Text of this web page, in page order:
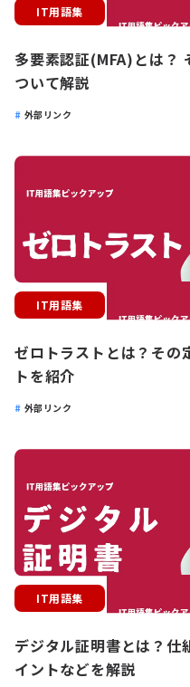
IT用語集
多要素認証(MFA)とは？
ついて解説
外部リンク
IT用語集
ゼロトラストとは？その
トを紹介
外部リンク
IT用語集
デジタル証明書とは？仕
イントなどを解説